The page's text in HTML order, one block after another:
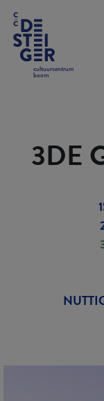
cultuurcentrum
boom
3DE